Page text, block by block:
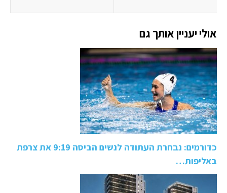
אולי יעניין אותך גם
כדורמים: נבחרת העתודה לנשים הביסה 9:19 את צרפת
באליפות…